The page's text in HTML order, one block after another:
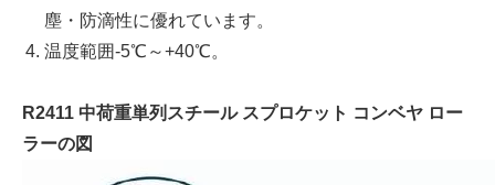
塵・防滴性に優れています。
温度範囲-5℃～+40℃。
R2411 中荷重単列スチール スプロケット コンベヤ ロー
ラーの図